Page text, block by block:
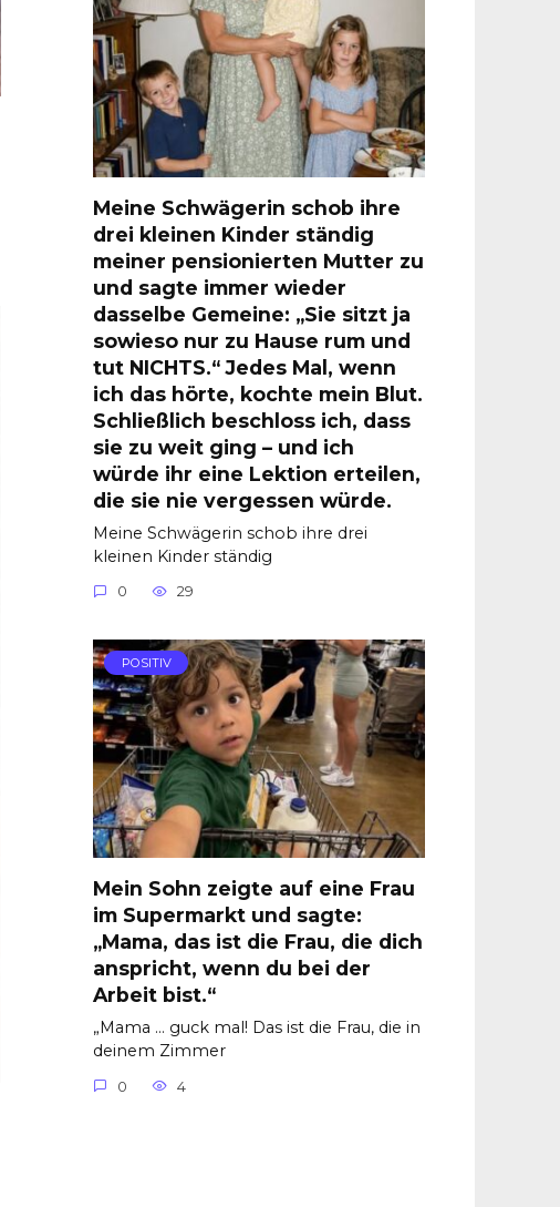
Meine Schwägerin schob ihre
drei kleinen Kinder ständig
meiner pensionierten Mutter zu
und sagte immer wieder
dasselbe Gemeine: „Sie sitzt ja
sowieso nur zu Hause rum und
tut NICHTS.“ Jedes Mal, wenn
ich das hörte, kochte mein Blut.
Schließlich beschloss ich, dass
sie zu weit ging – und ich
würde ihr eine Lektion erteilen,
die sie nie vergessen würde.
Meine Schwägerin schob ihre drei
kleinen Kinder ständig
0 29
POSITIV
Mein Sohn zeigte auf eine Frau
im Supermarkt und sagte:
„Mama, das ist die Frau, die dich
anspricht, wenn du bei der
Arbeit bist.“
„Mama … guck mal! Das ist die Frau, die in
deinem Zimmer
0 4